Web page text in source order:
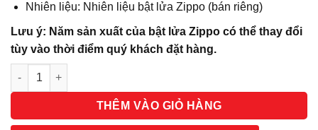
Nhiên liệu: Nhiên liệu bật lửa Zippo (bán riêng)
Lưu ý: Năm sản xuất của bật lửa Zippo có thể thay đổi
tùy vào thời điểm quý khách đặt hàng.
Số lượng
THÊM VÀO GIỎ HÀNG